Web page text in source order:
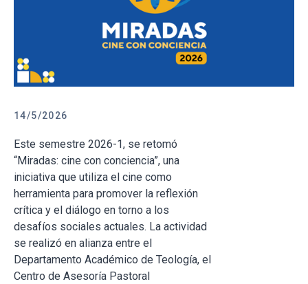
14/5/2026
Este semestre 2026-1, se retomó
“Miradas: cine con conciencia”, una
iniciativa que utiliza el cine como
herramienta para promover la reflexión
crítica y el diálogo en torno a los
desafíos sociales actuales. La actividad
se realizó en alianza entre el
Departamento Académico de Teología, el
Centro de Asesoría Pastoral